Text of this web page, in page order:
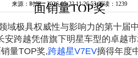
面销量TOP奖
来源：时间：2026-05-22 11:26:53阅读：1239
域极具权威性与影响力的第十届
安跨越凭借旗下明星车型的卓越
量TOP奖,跨越星V7EV摘得年度